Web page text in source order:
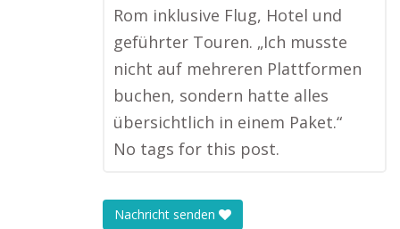
Rom inklusive Flug, Hotel und
geführter Touren. „Ich musste
nicht auf mehreren Plattformen
buchen, sondern hatte alles
übersichtlich in einem Paket.“
No tags for this post.
Nachricht senden